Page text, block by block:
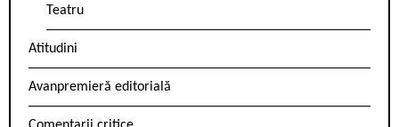
Teatru
Atitudini
Avanpremieră editorială